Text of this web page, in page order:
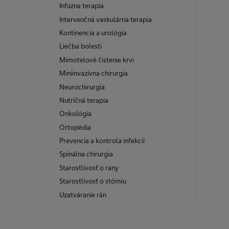
Infúzna terapia
Intervenčná vaskulárna terapia
Kontinencia a urológia
Liečba bolesti
Mimotelové čistenie krvi
Miniinvazívna chirurgia
Neurochirurgia
Nutričná terapia
Onkológia
Ortopédia
Prevencia a kontrola infekcií
Spinálna chirurgia
Starostlivosť o rany
Starostlivosť o stómiu
Uzatváranie rán